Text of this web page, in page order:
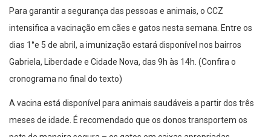
Para garantir a segurança das pessoas e animais, o CCZ
intensifica a vacinação em cães e gatos nesta semana. Entre os
dias 1°e 5 de abril, a imunização estará disponível nos bairros
Gabriela, Liberdade e Cidade Nova, das 9h às 14h. (Confira o
cronograma no final do texto)
A vacina está disponível para animais saudáveis a partir dos três
meses de idade. É recomendado que os donos transportem os